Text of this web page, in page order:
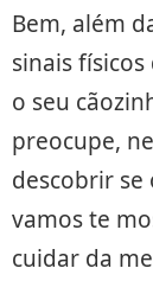
Bem, além
sinais
o seu
preocupe,
descobrir se
vamos te
cuidar da